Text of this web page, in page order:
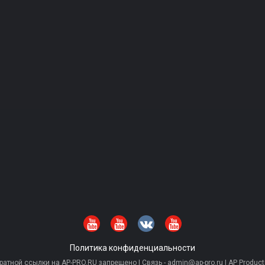
Политика конфиденциальности
ссылки на AP-PRO.RU запрещено | Связь - admin@ap-pro.ru | AP